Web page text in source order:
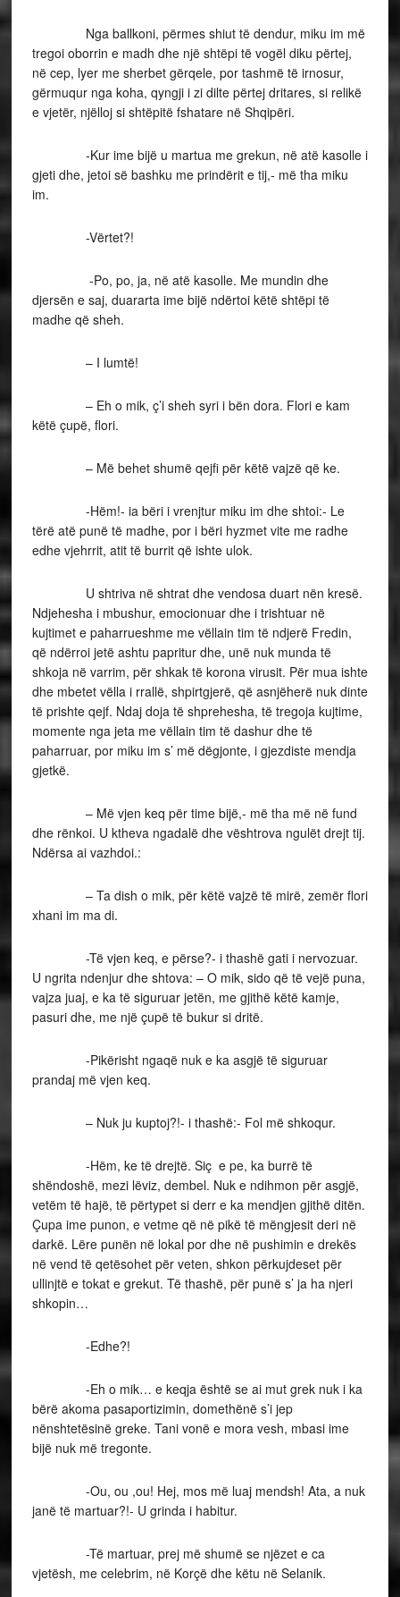
Nga ballkoni, përmes shiut të dendur, miku im më
tregoi oborrin e madh dhe një shtëpi të vogël diku përtej,
në cep, lyer me sherbet gërqele, por tashmë të irnosur,
gërmuqur nga koha, qyngji i zi dilte përtej dritares, si relikë
e vjetër, njëlloj si shtëpitë fshatare në Shqipëri.
-Kur ime bijë u martua me grekun, në atë kasolle i
gjeti dhe, jetoi së bashku me prindërit e tij,- më tha miku
im.
-Vërtet?!
-Po, po, ja, në atë kasolle. Me mundin dhe
djersën e saj, duararta ime bijë ndërtoi këtë shtëpi të
madhe që sheh.
– I lumtë!
– Eh o mik, ç’i sheh syri i bën dora. Flori e kam
këtë çupë, flori.
– Më behet shumë qejfi për këtë vajzë që ke.
-Hëm!- ia bëri i vrenjtur miku im dhe shtoi:- Le
tërë atë punë të madhe, por i bëri hyzmet vite me radhe
edhe vjehrrit, atit të burrit që ishte ulok.
U shtriva në shtrat dhe vendosa duart nën kresë.
Ndjehesha i mbushur, emocionuar dhe i trishtuar në
kujtimet e paharrueshme me vëllain tim të ndjerë Fredin,
që ndërroi jetë ashtu papritur dhe, unë nuk munda të
shkoja në varrim, për shkak të korona virusit. Për mua ishte
dhe mbetet vëlla i rrallë, shpirtgjerë, që asnjëherë nuk dinte
të prishte qejf. Ndaj doja të shprehesha, të tregoja kujtime,
momente nga jeta me vëllain tim të dashur dhe të
paharruar, por miku im s’ më dëgjonte, i gjezdiste mendja
gjetkë.
– Më vjen keq për time bijë,- më tha më në fund
dhe rënkoi. U ktheva ngadalë dhe vështrova ngulët drejt tij.
Ndërsa ai vazhdoi.:
– Ta dish o mik, për këtë vajzë të mirë, zemër flori
xhani im ma di.
-Të vjen keq, e përse?- i thashë gati i nervozuar.
U ngrita ndenjur dhe shtova: – O mik, sido që të vejë puna,
vajza juaj, e ka të siguruar jetën, me gjithë këtë kamje,
pasuri dhe, me një çupë të bukur si dritë.
-Pikërisht ngaqë nuk e ka asgjë të siguruar
prandaj më vjen keq.
– Nuk ju kuptoj?!- i thashë:- Fol më shkoqur.
-Hëm, ke të drejtë. Siç e pe, ka burrë të
shëndoshë, mezi lëviz, dembel. Nuk e ndihmon për asgjë,
vetëm të hajë, të përtypet si derr e ka mendjen gjithë ditën.
Çupa ime punon, e vetme që në pikë të mëngjesit deri në
darkë. Lëre punën në lokal por dhe në pushimin e drekës
në vend të qetësohet për veten, shkon përkujdeset për
ullinjtë e tokat e grekut. Të thashë, për punë s’ ja ha njeri
shkopin…
-Edhe?!
-Eh o mik… e keqja është se ai mut grek nuk i ka
bërë akoma pasaportizimin, domethënë s’i jep
nënshtetësinë greke. Tani vonë e mora vesh, mbasi ime
bijë nuk më tregonte.
-Ou, ou ,ou! Hej, mos më luaj mendsh! Ata, a nuk
janë të martuar?!- U grinda i habitur.
-Të martuar, prej më shumë se njëzet e ca
vjetësh, me celebrim, në Korçë dhe këtu në Selanik.